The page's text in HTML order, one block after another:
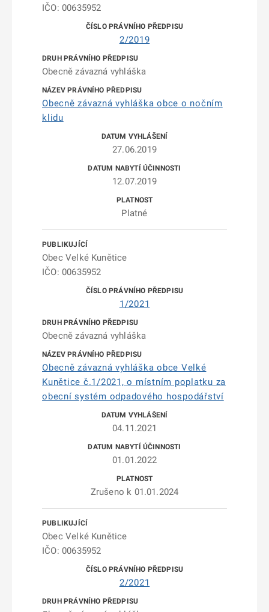
IČO: 00635952
2/2019
Obecně závazná vyhláška
Obecně závazná vyhláška obce o nočním
klidu
27.06.2019
12.07.2019
Platné
Obec Velké Kunětice
IČO: 00635952
1/2021
Obecně závazná vyhláška
Obecně závazná vyhláška obce Velké
Kunětice č.1/2021, o místním poplatku za
obecní systém odpadového hospodářství
04.11.2021
01.01.2022
Zrušeno k 01.01.2024
Obec Velké Kunětice
IČO: 00635952
2/2021